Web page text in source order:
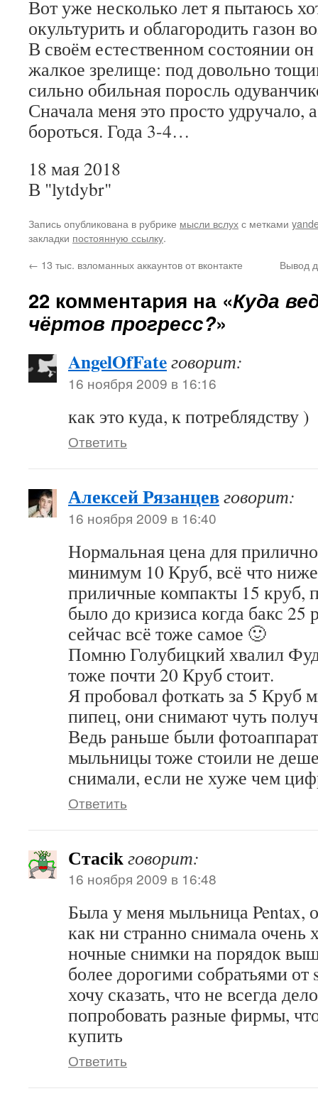
Вот уже несколько лет я пытаюсь
окультурить и облагородить газон
В своём естественном состоянии он
жалкое зрелище: под довольно
сильно обильная поросль
Сначала меня это просто удручало,
бороться. Года 3-4…
18 мая 2018
В "lytdybr"
Запись опубликована в рубрике мысли вслухс метками
закладки постоянную ссылку.
← 13 тыс. взломанных аккаунтов от вконтакте Вывод
22 комментария на «Куда
чёртов прогресс?»
AngelOfFateговорит:
16 ноября 2009 в 16:16
как это куда, к потреблядству )
Ответить
Алексей Рязанцевговорит:
16 ноября 2009 в 16:40
Нормальная цена для
минимум 10 Круб, всё что
приличные компакты 15 круб,
было до кризиса когда бакс
сейчас всё тоже самое 🙂
Помню Голубицкий хвалил
тоже почти 20 Круб стоит.
Я пробовал фоткать за 5 Круб
пипец, они снимают чуть
Ведь раньше были
мыльницы тоже стоили не
снимали, если не хуже чем
Ответить
Стасikговорит:
16 ноября 2009 в 16:48
Была у меня мыльница Pentax,
как ни странно снимала очень
ночные снимки на порядок
более дорогими собратьями от
хочу сказать, что не всегда
попробовать разные фирмы,
купить
Ответить